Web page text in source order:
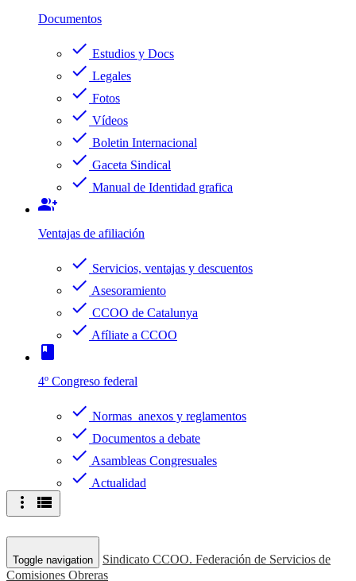
Documentos
check Estudios y Docs
check Legales
check Fotos
check Vídeos
check Boletin Internacional
check Gaceta Sindical
check Manual de Identidad grafica
group_add
Ventajas de afiliación
check Servicios, ventajas y descuentos
check Asesoramiento
check CCOO de Catalunya
check Afíliate a CCOO
book
4º Congreso federal
check Normas anexos y reglamentos
check Documentos a debate
check Asambleas Congresuales
check Actualidad
more_vert view_list
Toggle navigation
Sindicato CCOO. Federación de Servicios de
Comisiones Obreras